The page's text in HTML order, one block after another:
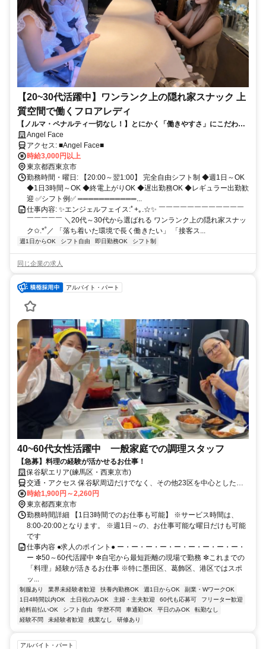
【20~30代活躍中】ワンランク上の隠れ家スナック 上
質空間で働くフロアレディ
【ノルマ・ペナルティ一切なし！】とにかく「働きやすさ」にこだわっ
てます♪未経験でも全力サポートするのでまずはお気軽にご応募くださ
い！
Angel Face
アクセス: ■Angel Face■
時給3,000円以上
東京都西東京市
勤務時間・曜日: 【20:00～翌1:00】 完全自由シフト制 ◆週1日～OK
◆1日3時間～OK ◆終電上がりOK ◆遅出勤務OK ◆レギュラー出勤歓
迎 ✅シフト例✅ ═══════════...
仕事内容: ✨エンジェルフェイス:ﾟ+｡.☆✨ ￣￣￣￣￣￣￣￣￣￣￣￣
￣￣￣￣￣ ＼20代～30代から選ばれる ワンランク上の隠れ家スナッ
ク✩.*˚／ 「落ち着いた環境で長く働きたい」 「接客ス...
週1日からOK シフト自由 即日勤務OK シフト制
同じ企業の求人
アルバイト・パート
40~60代女性活躍中 一般家庭での調理スタッフ
【急募】料理の経験が活かせるお仕事！
保谷駅エリア(練馬区・西東京市)
交通・アクセス 保谷駅周辺だけでなく、その他23区を中心としたお
客様宅でもお仕事いただけます
時給1,900円～2,260円
東京都西東京市
勤務時間詳細 【1日3時間でのお仕事も可能】 ※サービス時間は、
8:00-20:00となります。 ※週1日～の、お仕事可能な曜日だけも可能
です
仕事内容 ●求人のポイント● ー・ー・ー・ー・ー・ー・ー・ー・ー・
ー ✼50～60代活躍中 ✼自宅から最短距離の現場で勤務 ✼これまでの
「料理」経験が活きるお仕事 ※特に墨田区、葛飾区、港区ではスポ
ッ...
制服あり 業界未経験者歓迎 扶養内勤務OK 週1日からOK
副業・WワークOK
1日4時間以内OK
土日祝のみOK 主婦・主夫歓迎 60代も応募可
フリーター歓迎
給料前払いOK
シフト自由 学歴不問 車通勤OK 平日のみOK
転勤なし
経験不問
未経験者歓迎 残業なし 研修あり
アルバイト・パート